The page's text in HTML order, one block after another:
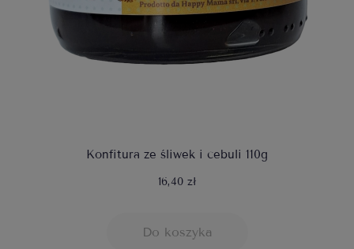
Konfitura ze śliwek i cebuli 110g
16,40 zł
Do koszyka